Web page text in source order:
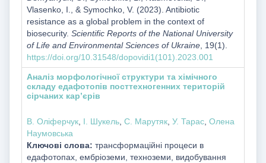
Vlasenko, I., & Symochko, V. (2023). Antibiotic
resistance as a global problem in the context of
biosecurity. Scientific Reports of the National University
of Life and Environmental Sciences of Ukraine, 19(1).
https://doi.org/10.31548/dopovidi1(101).2023.001
Аналіз морфологічної структури та хімічного
складу едафотопів посттехногенних територій
сірчаних кар’єрів
В. Оліферчук, І. Шукель, С. Марутяк, У. Тарас, Олена
Наумовська
Ключові слова: трансформаційні процеси в
едафотопах, ембріоземи, техноземи, видобування